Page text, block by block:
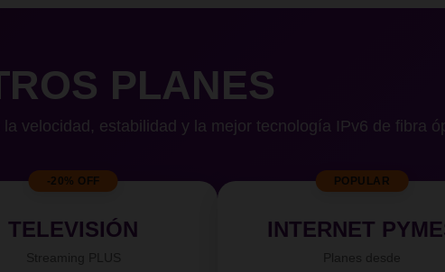
PLANES
velocidad, estabilidad y la mejor tecnología IPv6 de fibra
-20% OFF
TELEVISIÓN
POPULAR
INTERNET